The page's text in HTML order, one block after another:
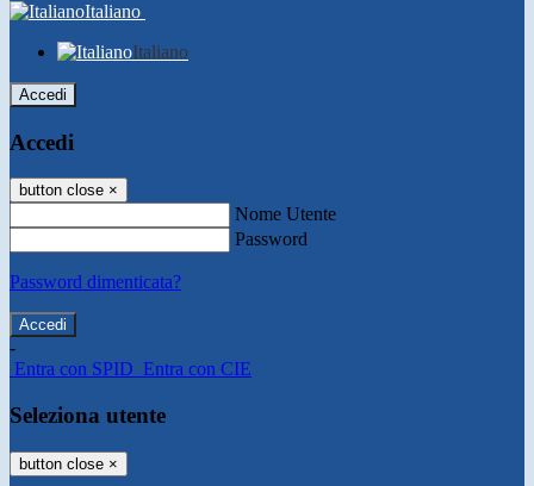
Italiano
Italiano
Accedi
Accedi
button close ×
Nome Utente
Password
Password dimenticata?
-
Entra con SPID Entra con CIE
Seleziona utente
button close ×